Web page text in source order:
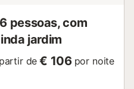
pessoas, com
jardim
de € 106 por noite